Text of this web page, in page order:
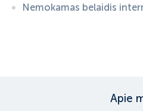
Nemokamas belaidis
Apie